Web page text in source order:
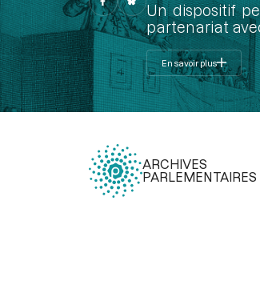
Un dispositif
partenariat
En savoir plus
ARCHIVES
PARLEMENTAIRES